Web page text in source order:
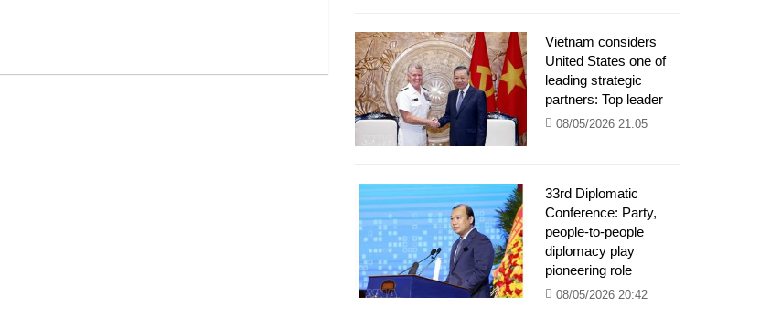
Vietnam considers
United States one of
leading strategic
partners: Top leader
08/05/2026 21:05
33rd Diplomatic
Conference: Party,
people-to-people
diplomacy play
pioneering role
08/05/2026 20:42